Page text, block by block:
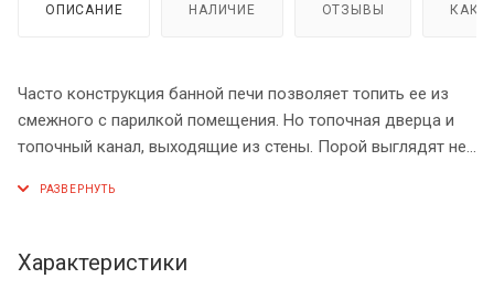
ОПИСАНИЕ НАЛИЧИЕ ОТЗЫВЫ КАК
Часто конструкция банной печи позволяет топить ее из
смежного с парилкой помещения. Но топочная дверца и
топочный канал, выходящие из стены. Порой выглядят не
Чтобы привести все это в хороший внешний вид и создать
Печной портал представляет собой кирпичное обрамление
топочной дверцы. Печной портал подходит почти для всех
Характеристики